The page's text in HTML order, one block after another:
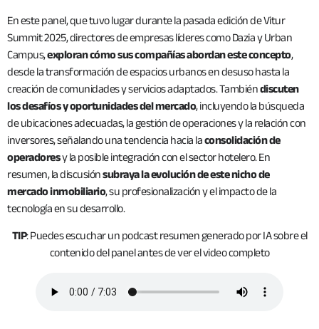
En este panel, que tuvo lugar durante la pasada edición de Vitur
Summit 2025, directores de empresas líderes como Dazia y Urban
Campus,exploran cómo sus compañías abordan este concepto,
desde la transformación de espacios urbanos en desuso hasta la
creación de comunidades y servicios adaptados. Tambiéndiscuten
los desafíos y oportunidades del mercado, incluyendo la búsqueda
de ubicaciones adecuadas, la gestión de operaciones y la relación con
inversores, señalando una tendencia hacia laconsolidación de
operadoresy la posible integración con el sector hotelero. En
resumen, la discusiónsubraya la evolución de este nicho de
mercado inmobiliario, su profesionalización y el impacto de la
tecnología en su desarrollo.
TIP: Puedes escuchar un podcast resumen generado por IA sobre el
contenido del panel antes de ver el video completo